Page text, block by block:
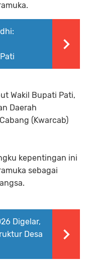
Wakil Bupati Pati,
Daerah
(Kwarcab)
kepentingan ini
sebagai
Digelar,
Desa